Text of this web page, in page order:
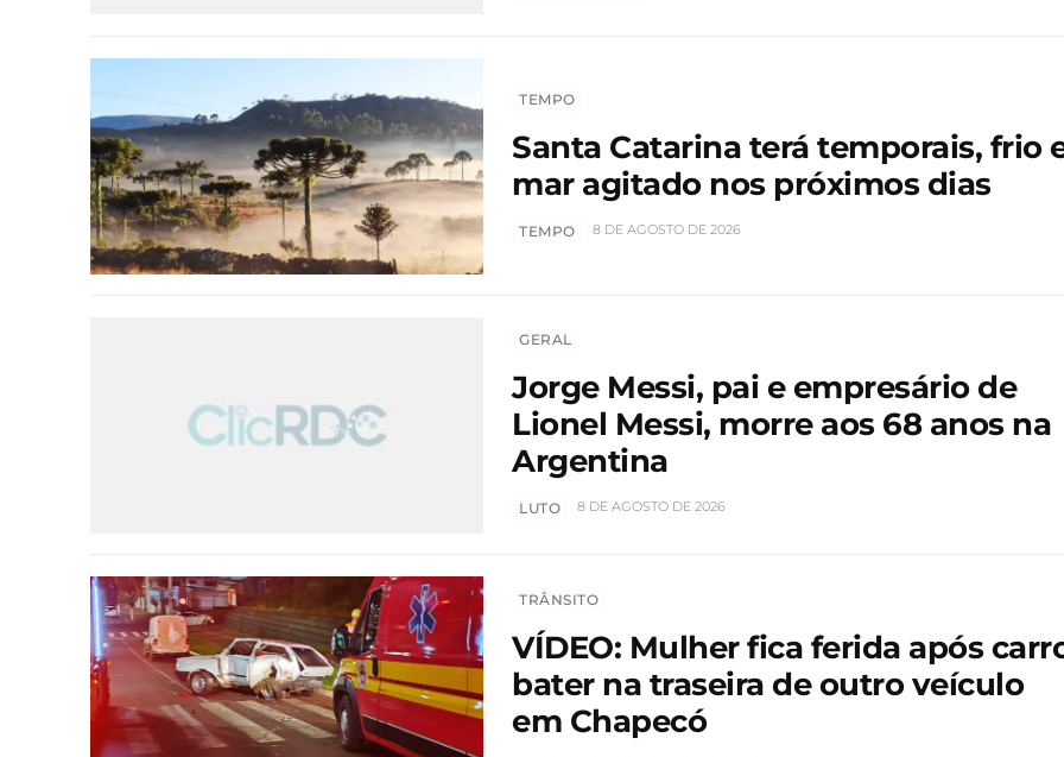
TEMPO
Santa Catarina terá temporais, frio
mar agitado nos próximos dias
TEMPO 8 DE AGOSTO DE 2026
GERAL
Jorge Messi, pai e empresário de
Lionel Messi, morre aos 68 anos na
Argentina
LUTO 8 DE AGOSTO DE 2026
TRÂNSITO
VÍDEO: Mulher fica ferida após
bater na traseira de outro veículo
em Chapecó